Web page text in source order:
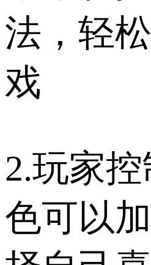
法，轻
戏
2.玩家控
色可以